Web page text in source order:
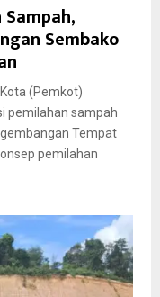
Sembako
(Pemkot)
pemilahan sampah
Tempat
pemilahan